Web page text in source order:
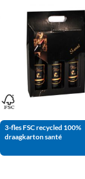
3-fles FSC recycled 100%
draagkarton santé